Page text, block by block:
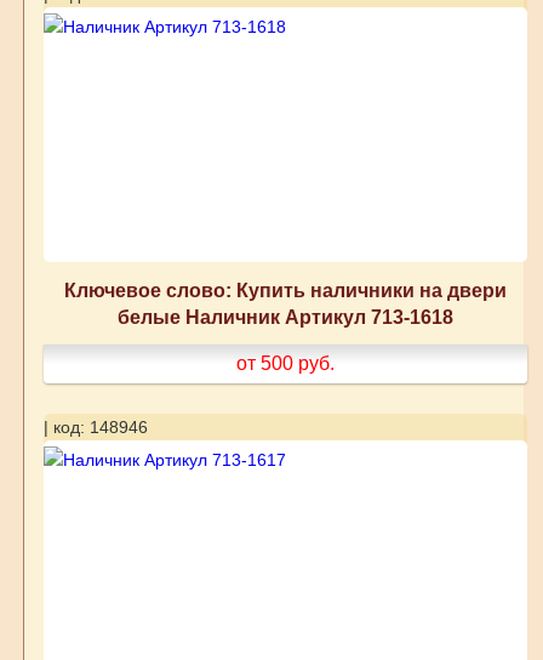
Ключевое слово: Купить наличники на двери
белые Наличник Артикул 713-1618
от 500 руб.
| код: 148946